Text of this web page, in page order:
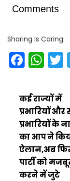
Comments
Sharing Is Caring:
कई राज्यों में
प्रभारियों और
प्रभारियों के
का आप ने
ऐलान,अब
पार्टी को
करने में जुटे